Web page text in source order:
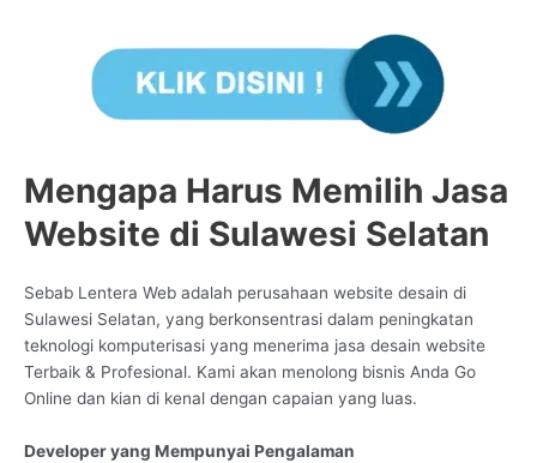
Mengapa Harus Memilih Jasa
Website di Sulawesi Selatan
Sebab Lentera Web adalah perusahaan website desain di
Sulawesi Selatan, yang berkonsentrasi dalam peningkatan
teknologi komputerisasi yang menerima jasa desain website
Terbaik & Profesional. Kami akan menolong bisnis Anda Go
Online dan kian di kenal dengan capaian yang luas.
Developer yang Mempunyai Pengalaman